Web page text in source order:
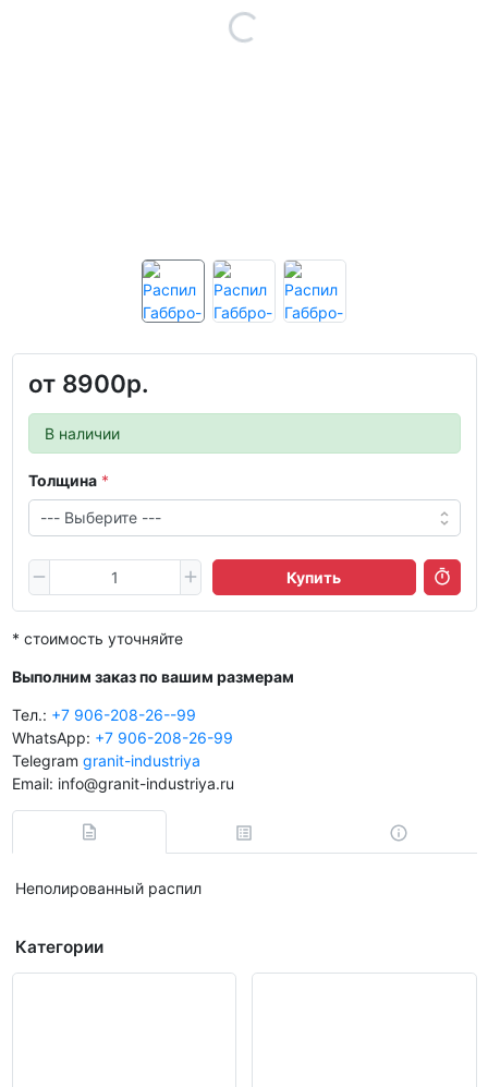
от 8900р.
В наличии
Толщина
Купить
* стоимость уточняйте
Выполним заказ по вашим размерам
Тел.: +7 906-208-26--99
WhatsApp: +7 906-208-26-99
Telegram granit-industriya
Email: info@granit-industriya.ru
Неполированный распил
Категории